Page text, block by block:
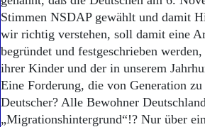
Stimmen NSDAP gewählt und damit
wir richtig verstehen, soll damit eine
begründet und festgeschrieben
ihrer Kinder und der in unserem
Eine Forderung, die von Generation
Deutscher? Alle Bewohner
„Migrationshintergrund“!? Nur über